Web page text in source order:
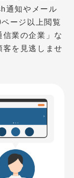
通知やメール
ージ以上閲覧
信業の企業」な
客を見逃しませ